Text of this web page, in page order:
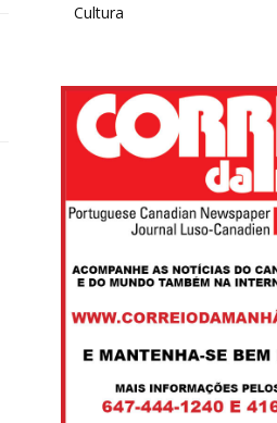
Cultura